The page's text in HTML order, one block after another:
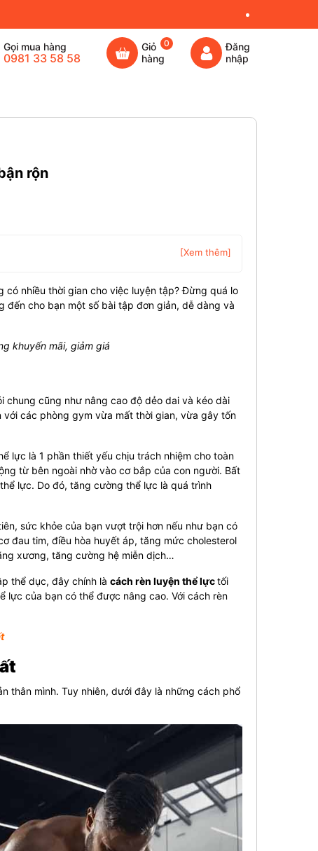
Gọi mua hàng
0981 33 58 58
Giỏ
hàng
0
Đăng
nhập
rộn
[Xem thêm]
nhiều thời gian cho việc luyện tập? Đừng quá lo
đến cho bạn một số bài tập đơn giản, dễ dàng và
khuyến mãi, giảm giá
cũng như nâng cao độ dẻo dai và kéo dài
các phòng gym vừa mất thời gian, vừa gây tốn
lực là 1 phần thiết yếu chịu trách nhiệm cho toàn
từ bên ngoài nhờ vào cơ bắp của con người. Bất
lực. Do đó, tăng cường thể lực là quá trình
sức khỏe của bạn vượt trội hơn nếu như bạn có
đau tim, điều hòa huyết áp, tăng mức cholesterol
xương, tăng cường hệ miễn dịch…
thể dục, đây chính là cách rèn luyện thể lựctối
lực của bạn có thể được nâng cao. Với cách rèn
thân mình. Tuy nhiên, dưới đây là những cách phổ